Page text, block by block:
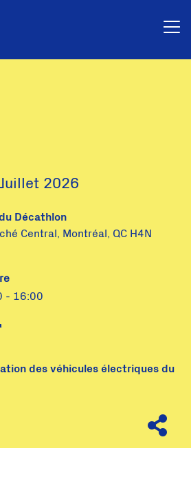
2026
Décathlon
Central, Montréal, QC H4N
- 16:00
des véhicules électriques du